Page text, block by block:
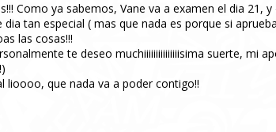
Como ya sabemos, Vane va a examen el dia
dia tan especial ( mas que nada es porque si
las cosas!!!
te deseo muchiiiiiiiiiiiiiiisima suerte, mi
lioooo, que nada va a poder contigo!!